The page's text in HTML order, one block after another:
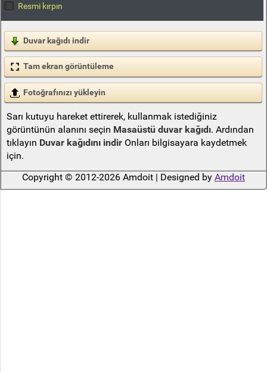
Resmi kırpın
Duvar kağıdı indir
Tam ekran görüntüleme
Fotoğrafınızı yükleyin
Sarı kutuyu hareket ettirerek, kullanmak istediğiniz
görüntünün alanını seçin Masaüstü duvar kağıdı. Ardından
tıklayın Duvar kağıdını indirOnları bilgisayara kaydetmek
için.
Copyright © 2012-2026 Amdoit | Designed by Amdoit